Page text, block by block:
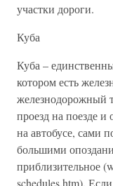
участки дороги.
Куба
Куба –
котором есть
железнодорожный
проезд на поезде и
на автобусе, сами
большими
приблизительное
schedules.htm).